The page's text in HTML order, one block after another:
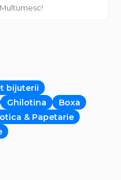
Multumesc!
bijuterii
Ghilotina
Boxa
& Papetarie